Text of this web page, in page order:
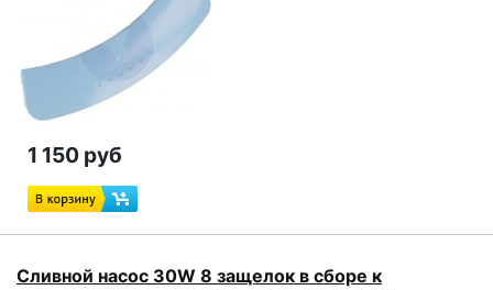
1 150 руб
Сливной насос 30W 8 защелок в сборе к